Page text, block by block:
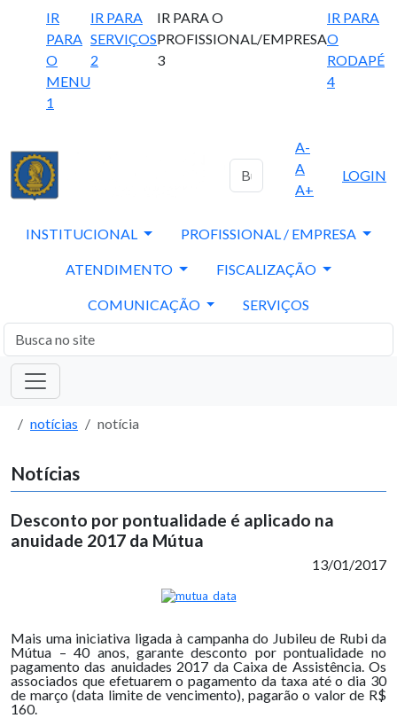
IR
PARA
O
MENU
1
IR PARA
SERVIÇOS
2
IR PARA O
PROFISSIONAL/EMPRESA
3
IR PARA
O
RODAPÉ
4
A-
A
A+
LOGIN
INSTITUCIONAL PROFISSIONAL / EMPRESA
ATENDIMENTO FISCALIZAÇÃO
COMUNICAÇÃO SERVIÇOS
notícias notícia
Notícias
Desconto por pontualidade é aplicado na
anuidade 2017 da Mútua
13/01/2017
Mais uma iniciativa ligada à campanha do Jubileu de Rubi da
Mútua – 40 anos, garante desconto por pontualidade no
pagamento das anuidades 2017 da Caixa de Assistência. Os
associados que efetuarem o pagamento da taxa até o dia 30
de março (data limite de vencimento), pagarão o valor de R$
160.